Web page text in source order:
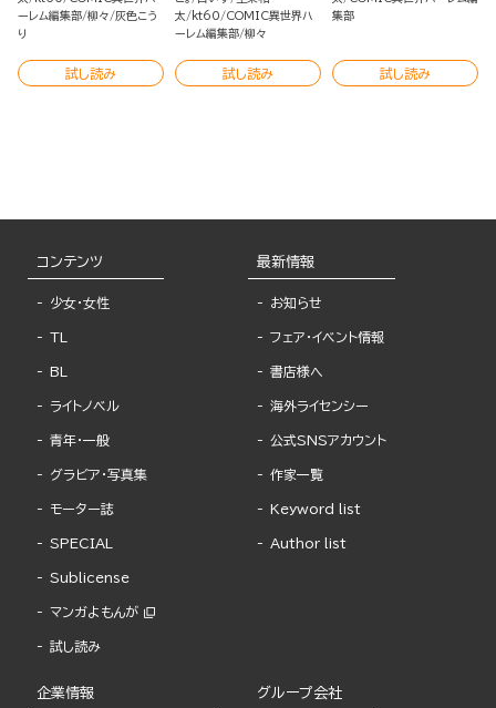
ーレム編集部 柳々 灰色こう
り
試し読み
太
kt60
COMIC異世界ハ
ーレム編集部 柳々
試し読み
集部
試し読み
コンテンツ
少女・女性
TL
BL
ライトノベル
青年・一般
グラビア・写真集
モーター誌
SPECIAL
Sublicense
マンガよもんが
試し読み
最新情報
お知らせ
フェア・イベント情報
書店様へ
海外ライセンシー
公式SNSアカウント
作家一覧
Keyword list
Author list
企業情報 グループ会社